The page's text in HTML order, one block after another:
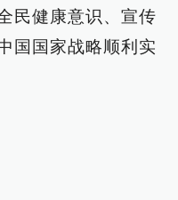
民健康意识、宣传
国国家战略顺利实